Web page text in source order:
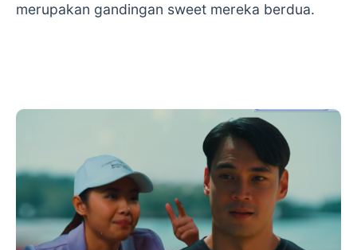
merupakan gandingan sweet mereka berdua.